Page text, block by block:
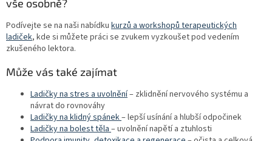
vše osobně?
Podívejte se na naši nabídku kurzů a workshopů terapeutických
ladiček, kde si můžete práci se zvukem vyzkoušet pod vedením
zkušeného lektora.
Může vás také zajímat
Ladičky na stres a uvolnění– zklidnění nervového systému a
návrat do rovnováhy
Ladičky na klidný spánek– lepší usínání a hlubší odpočinek
Ladičky na bolest těla– uvolnění napětí a ztuhlosti